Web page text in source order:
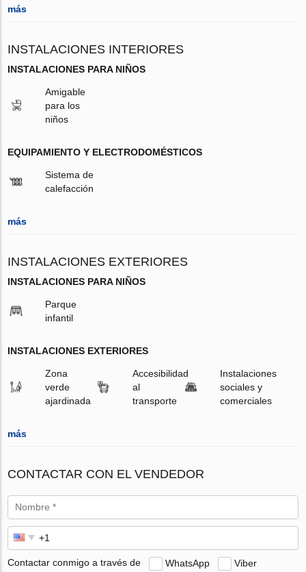
más
INSTALACIONES INTERIORES
INSTALACIONES PARA NIÑOS
Amigable
para los
niños
EQUIPAMIENTO Y ELECTRODOMÉSTICOS
Sistema de
calefacción
más
INSTALACIONES EXTERIORES
INSTALACIONES PARA NIÑOS
Parque
infantil
INSTALACIONES EXTERIORES
Zona
verde
ajardinada
Accesibilidad
al
transporte
Instalaciones
sociales y
comerciales
más
CONTACTAR CON EL VENDEDOR
Contactar conmigo a través de WhatsApp Viber